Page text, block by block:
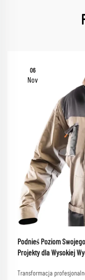
06
Nov
Podnieś Poziom
Projekty dla Wysokiej
Transformacja